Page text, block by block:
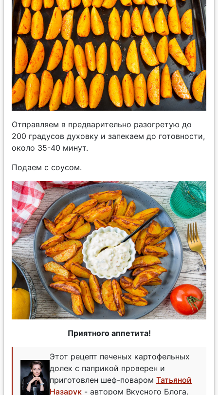
Отправляем в предварительно разогретую до
200 градусов духовку и запекаем до готовности,
около 35-40 минут.
Подаем с соусом.
Приятного аппетита!
Этот рецепт печеных картофельных
долек с паприкой проверен и
приготовлен шеф-поваром Татьяной
Назарук - автором Вкусного Блога.